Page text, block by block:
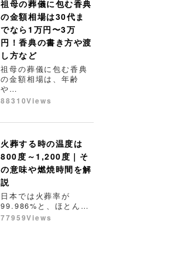
祖母の葬儀に包む香典
の金額相場は30代ま
でなら1万円〜3万
円！香典の書き方や渡
し方など
祖母の葬儀に包む香典
の金額相場は、年齢
や…
88310Views
火葬する時の温度は
800度～1,200度｜そ
の意味や燃焼時間を解
説
日本では火葬率が
99.986%と、ほとん…
77959Views